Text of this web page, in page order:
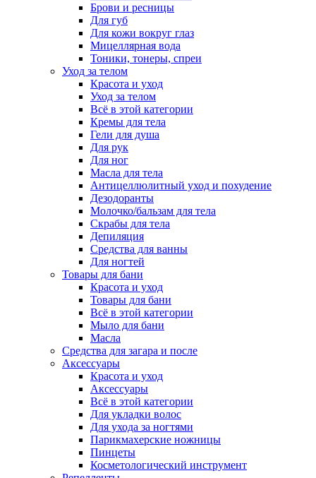
Брови и ресницы
Для губ
Для кожи вокруг глаз
Мицеллярная вода
Тоники, тонеры, спреи
Уход за телом
Красота и уход
Уход за телом
Всё в этой категории
Кремы для тела
Гели для душа
Для рук
Для ног
Масла для тела
Антицеллюлитный уход и похудение
Дезодоранты
Молочко/бальзам для тела
Скрабы для тела
Депиляция
Средства для ванны
Для ногтей
Товары для бани
Красота и уход
Товары для бани
Всё в этой категории
Мыло для бани
Масла
Средства для загара и после
Аксессуары
Красота и уход
Аксессуары
Всё в этой категории
Для укладки волос
Для ухода за ногтями
Парикмахерские ножницы
Пинцеты
Косметологический инструмент